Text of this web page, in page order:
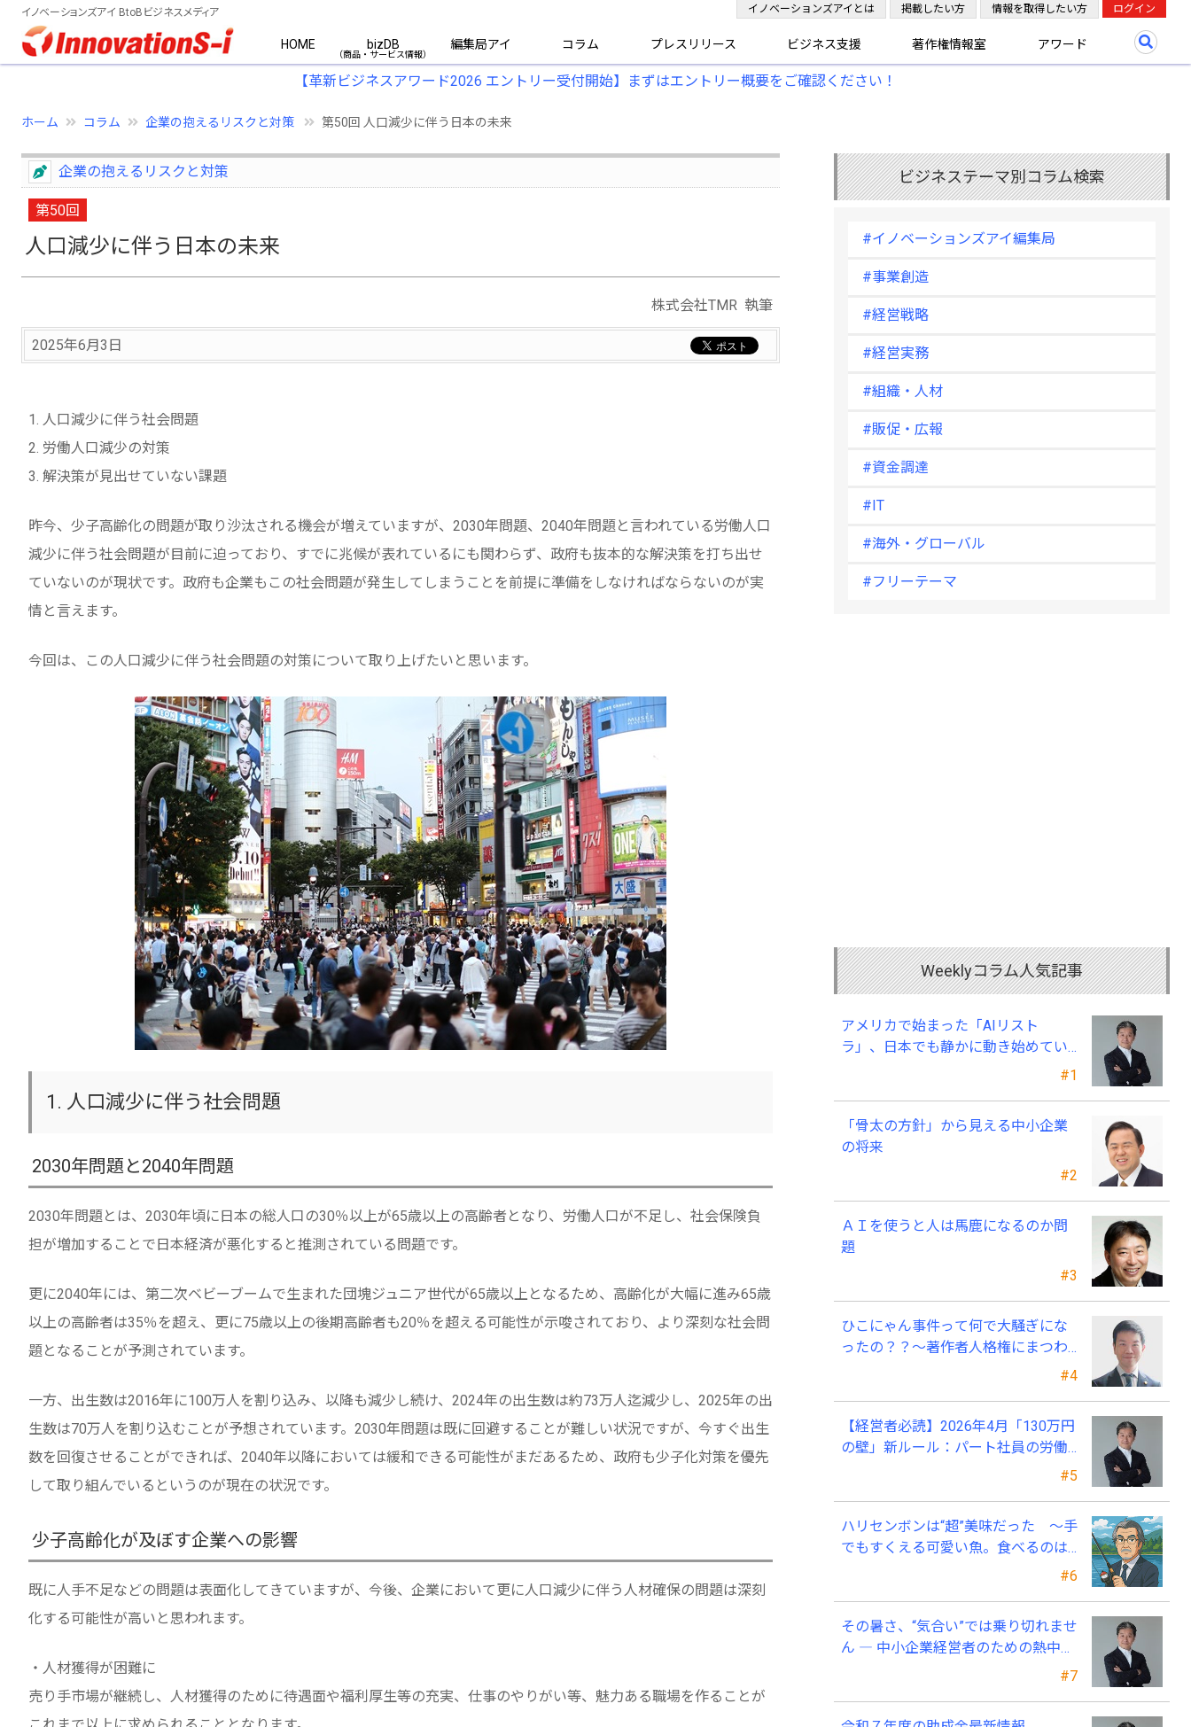
イノベーションズアイ BtoBビジネスメディア
HOME bizDB 編集局アイ コラム プレスリリース ビジネス支援 著作権情報室 アワード
イノベーションズアイとは 掲載したい方 情報を取得したい方 ログイン
【革新ビジネスアワード2026 エントリー受付開始】まずはエントリー概要をご確認ください！
ホーム コラム 企業の抱えるリスクと対策 第50回 人口減少に伴う日本の未来
企業の抱えるリスクと対策
第50回
人口減少に伴う日本の未来
株式会社TMR 執筆
2025年6月3日
1. 人口減少に伴う社会問題
2. 労働人口減少の対策
3. 解決策が見出せていない課題
昨今、少子高齢化の問題が取り沙汰される機会が増えていますが、2030年問題、2040年問題と言われている労働人口
減少に伴う社会問題が目前に迫っており、すでに兆候が表れているにも関わらず、政府も抜本的な解決策を打ち出せ
ていないのが現状です。政府も企業もこの社会問題が発生してしまうことを前提に準備をしなければならないのが実
情と言えます。
今回は、この人口減少に伴う社会問題の対策について取り上げたいと思います。
1. 人口減少に伴う社会問題
2030年問題と2040年問題
2030年問題とは、2030年頃に日本の総人口の30％以上が65歳以上の高齢者となり、労働人口が不足し、社会保険負
担が増加することで日本経済が悪化すると推測されている問題です。
更に2040年には、第二次ベビーブームで生まれた団塊ジュニア世代が65歳以上となるため、高齢化が大幅に進み65歳
以上の高齢者は35％を超え、更に75歳以上の後期高齢者も20％を超える可能性が示唆されており、より深刻な社会問
題となることが予測されています。
一方、出生数は2016年に100万人を割り込み、以降も減少し続け、2024年の出生数は約73万人迄減少し、2025年の出
生数は70万人を割り込むことが予想されています。2030年問題は既に回避することが難しい状況ですが、今すぐ出生
数を回復させることができれば、2040年以降においては緩和できる可能性がまだあるため、政府も少子化対策を優先
して取り組んでいるというのが現在の状況です。
少子高齢化が及ぼす企業への影響
既に人手不足などの問題は表面化してきていますが、今後、企業において更に人口減少に伴う人材確保の問題は深刻
化する可能性が高いと思われます。
・人材獲得が困難に
売り手市場が継続し、人材獲得のために待遇面や福利厚生等の充実、仕事のやりがい等、魅力ある職場を作ることが
ビジネステーマ別コラム検索
#イノベーションズアイ編集局
#事業創造
#経営戦略
#経営実務
#組織・人材
#販促・広報
#資金調達
#IT
#海外・グローバル
#フリーテーマ
Weeklyコラム人気記事
#1
アメリカで始まった「AIリスト
ラ」、日本でも静かに動き始めてい
る ～中小企業経営者が今、見直すべ
#2
「骨太の方針」から見える中小企業
の将来
#3
ＡＩを使うと人は馬鹿になるのか問
題
#4
ひこにゃん事件って何で大騒ぎにな
ったの？？～著作者人格権にまつわ
#5
【経営者必読】2026年4月「130万円
の壁」新ルール：パート社員の労働
条件通知書、今すぐ見直すべき理由
#6
ハリセンボンは“超”美味だった ～手
でもすくえる可愛い魚。食べるのは
#7
その暑さ、“気合い”では乗り切れませ
ん ― 中小企業経営者のための熱中症